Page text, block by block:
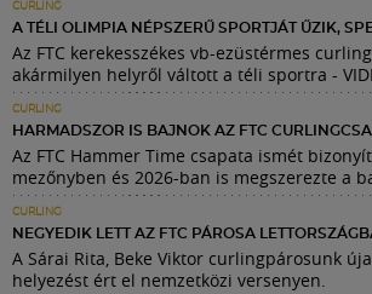
CURLING
A TÉLI OLIMPIA NÉPSZERŰ SPORTJÁT ŰZIK,
Az FTC kerekesszékes vb-ezüstérmes
akármilyen helyről váltott a téli sportra -
CURLING
HARMADSZOR IS BAJNOK AZ FTC
Az FTC Hammer Time csapata ismét
mezőnyben és 2026-ban is megszerezte a
CURLING
NEGYEDIK LETT AZ FTC PÁROSA
A Sárai Rita, Beke Viktor curlingpárosunk
helyezést ért el nemzetközi versenyen.